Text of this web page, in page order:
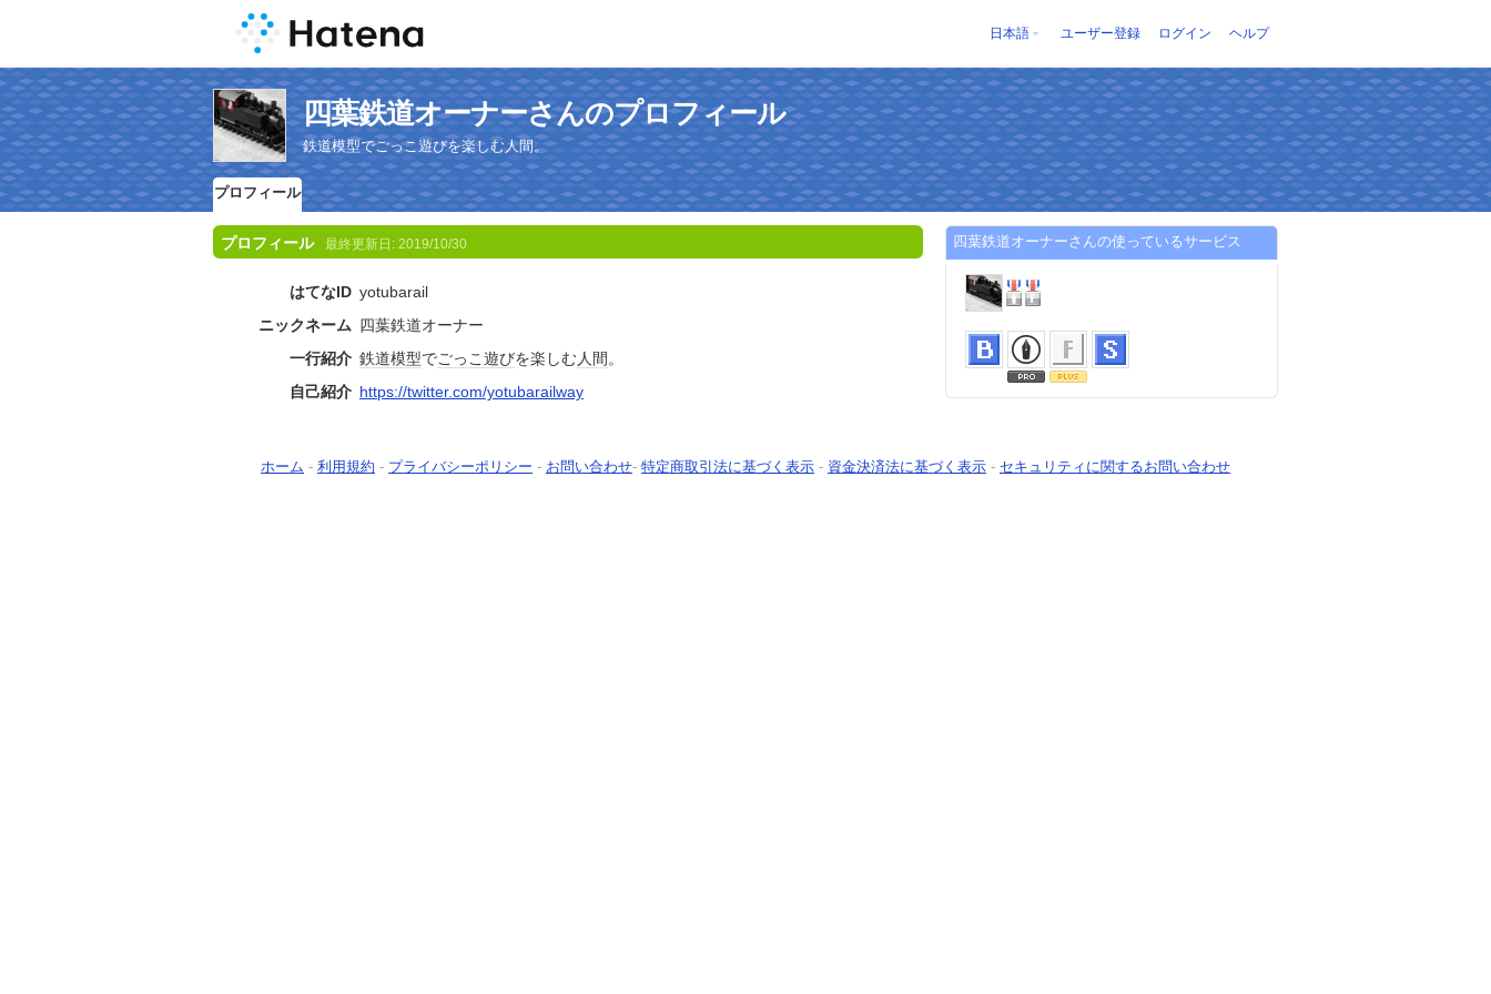
日本語 ユーザー登録 ログイン ヘルプ
四葉鉄道オーナーさんのプロフィール
鉄道模型でごっこ遊びを楽しむ人間。
プロフィール
プロフィール 最終更新日: 2019/10/30
はてなID yotubarail
ニックネーム 四葉鉄道オーナー
一行紹介 鉄道模型でごっこ遊びを楽しむ人間。
自己紹介 https://twitter.com/yotubarailway
四葉鉄道オーナーさんの使っているサービス
ホーム - 利用規約 - プライバシーポリシー - お問い合わせ- 特定商取引法に基づく表示 - 資金決済法に基づく表示 - セキュリティに関するお問い合わせ